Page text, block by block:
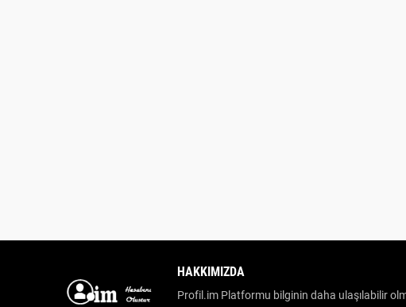
HAKKIMIZDA
Profil.im Platformu bilginin daha ulaşılabilir